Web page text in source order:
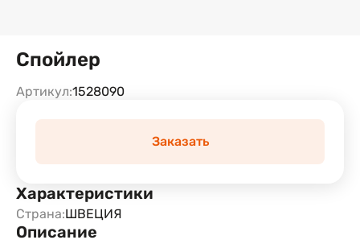
Спойлер
Артикул:1528090
Заказать
Характеристики
Страна:ШВЕЦИЯ
Описание